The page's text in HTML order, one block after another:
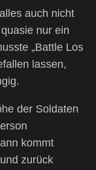
auch nicht
nur ein
„Battle Los
lassen,
der Soldaten
kommt
zurück